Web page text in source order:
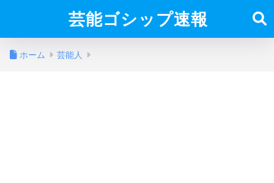
芸能ゴシップ速報
ホーム 芸能人